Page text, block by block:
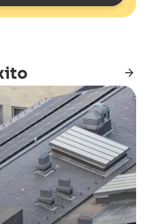
arrow_forward